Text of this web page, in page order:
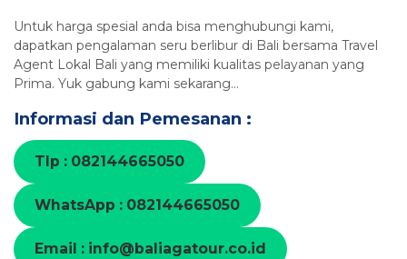
Untuk harga spesial anda bisa menghubungi kami,
dapatkan pengalaman seru berlibur di Bali bersama Travel
Agent Lokal Bali yang memiliki kualitas pelayanan yang
Prima. Yuk gabung kami sekarang…
Informasi dan Pemesanan :
Tlp : 082144665050
WhatsApp : 082144665050
Email : info@baliagatour.co.id